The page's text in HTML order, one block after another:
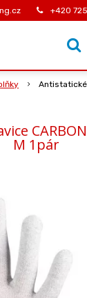
+420
Antistatické
M 1pár